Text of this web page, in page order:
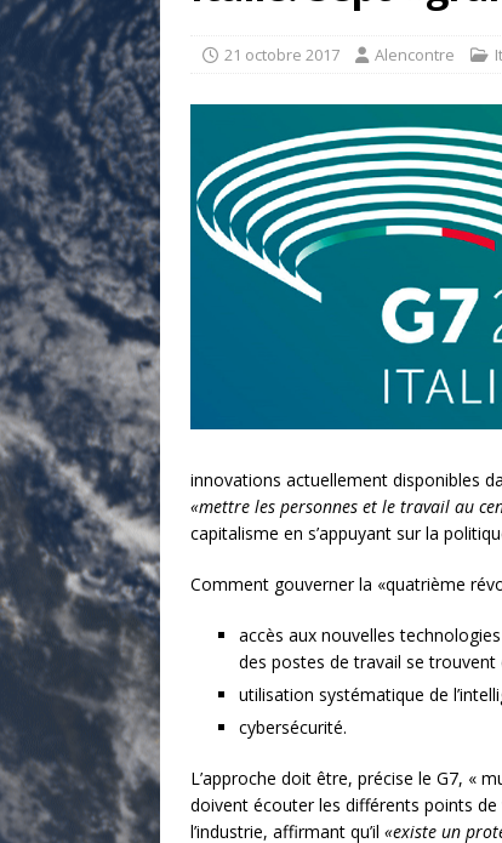
[ 17 juillet 2026 ]
«Le
goût… et une menace»
[ 14 juin 2020 ] Brésil. Les
* LA UNE
21 octobre 2017 Alencontre
innovations actuellement disponibles
«mettre les personnes et le travail au
capitalisme en s’appuyant sur la
Comment gouverner la «quatrième
accès aux nouvelles
des postes de travail se
utilisation systématique de
cybersécurité.
L’approche doit être, précise le G7, «
doivent écouter les différents points
l’industrie, affirmant qu’il «existe un